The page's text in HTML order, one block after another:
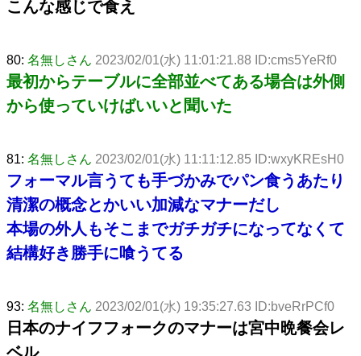
こんな感じで食え
80: 名無しさん 2023/02/01(水) 11:01:21.88 ID:cms5YeRf0
最初からテーブルに全部並べてある場合は外側
から使っていけばいいと聞いた
81: 名無しさん 2023/02/01(水) 11:11:12.85 ID:wxyKREsH0
フォーマル言うても手づかみでパン食うあたり
清潔の概念とかいい加減なマナーだし
本場の外人もそこまでガチガチになってなくて
結構好き勝手に喰うてる
93: 名無しさん 2023/02/01(水) 19:35:27.63 ID:bveRrPCf0
日本のナイフフォークのマナーは宮中晩餐会レ
ベル